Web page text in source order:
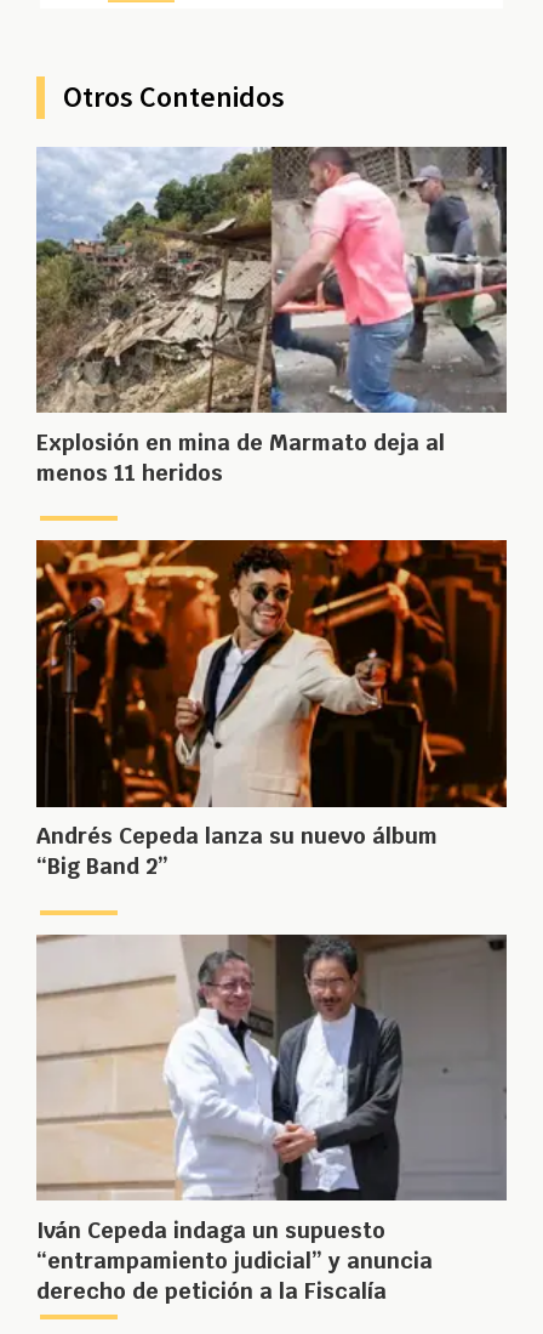
Otros Contenidos
Explosión en mina de Marmato deja al
menos 11 heridos
Andrés Cepeda lanza su nuevo álbum
“Big Band 2”
Iván Cepeda indaga un supuesto
“entrampamiento judicial” y anuncia
derecho de petición a la Fiscalía